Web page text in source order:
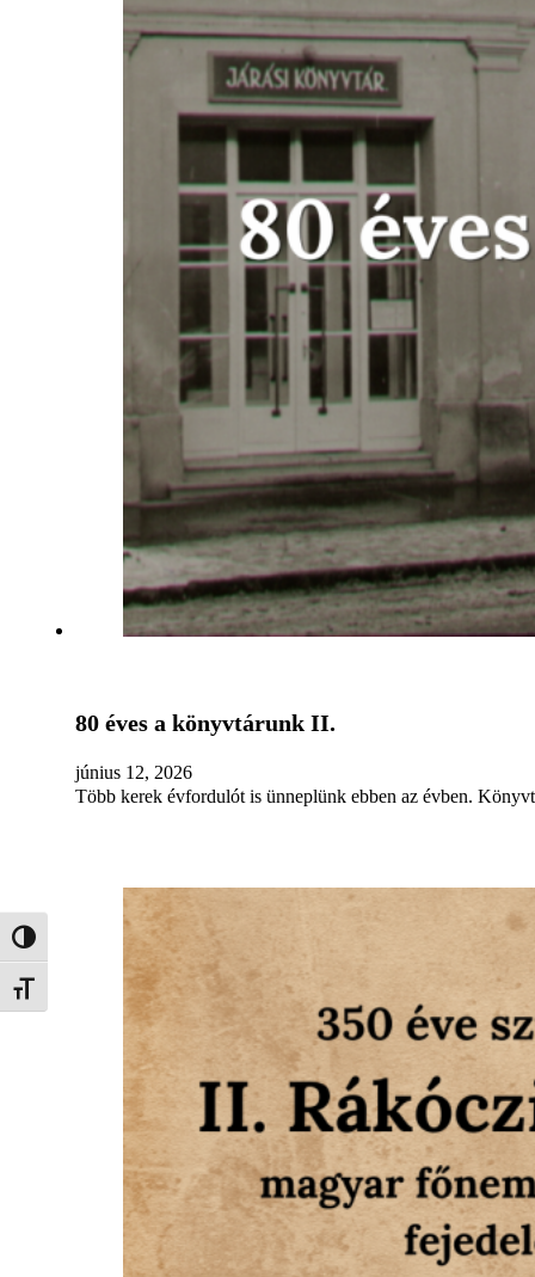
Nagy kontraszt váltása
Betűméret váltása
80 éves a könyvtárunk II.
június 12, 2026
Több kerek évfordulót is ünneplünk ebben az évben.